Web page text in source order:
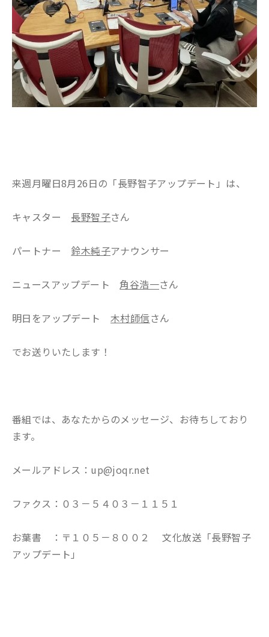
来週月曜日8月26日の「長野智子アップデート」は、
キャスター 長野智子さん
パートナー 鈴木純子アナウンサー
ニュースアップデート角谷浩一さん
明日をアップデート 木村師信さん
でお送りいたします！
番組では、あなたからのメッセージ、お待ちしており
ます。
メールアドレス：up@joqr.net
ファクス：０３－５４０３－１１５１
お葉書 ：〒１０５－８００２ 文化放送「長野智子
アップデート」